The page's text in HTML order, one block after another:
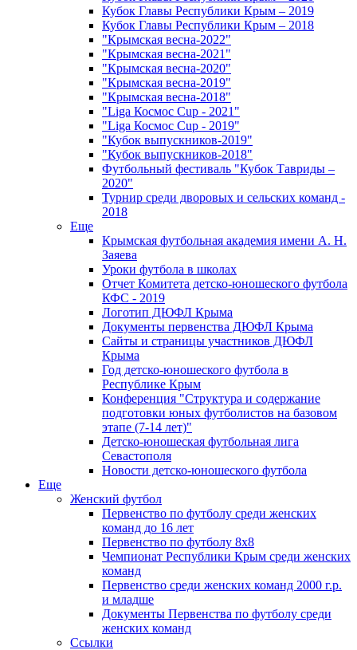
Кубок Главы Республики Крым – 2019
Кубок Главы Республики Крым – 2018
"Крымская весна-2022"
"Крымская весна-2021"
"Крымская весна-2020"
"Крымская весна-2019"
"Крымская весна-2018"
"Liga Космос Cup - 2021"
"Liga Космос Cup - 2019"
"Кубок выпускников-2019"
"Кубок выпускников-2018"
Футбольный фестиваль "Кубок Тавриды –
2020"
Турнир среди дворовых и сельских команд -
2018
Еще
Крымская футбольная академия имени А. Н.
Заяева
Уроки футбола в школах
Отчет Комитета детско-юношеского футбола
КФС - 2019
Логотип ДЮФЛ Крыма
Документы первенства ДЮФЛ Крыма
Сайты и страницы участников ДЮФЛ
Крыма
Год детско-юношеского футбола в
Республике Крым
Конференция "Структура и содержание
подготовки юных футболистов на базовом
этапе (7-14 лет)"
Детско-юношеская футбольная лига
Севастополя
Новости детско-юношеского футбола
Еще
Женский футбол
Первенство по футболу среди женских
команд до 16 лет
Первенство по футболу 8х8
Чемпионат Республики Крым среди женских
команд
Первенство среди женских команд 2000 г.р.
и младше
Документы Первенства по футболу среди
женских команд
Ссылки